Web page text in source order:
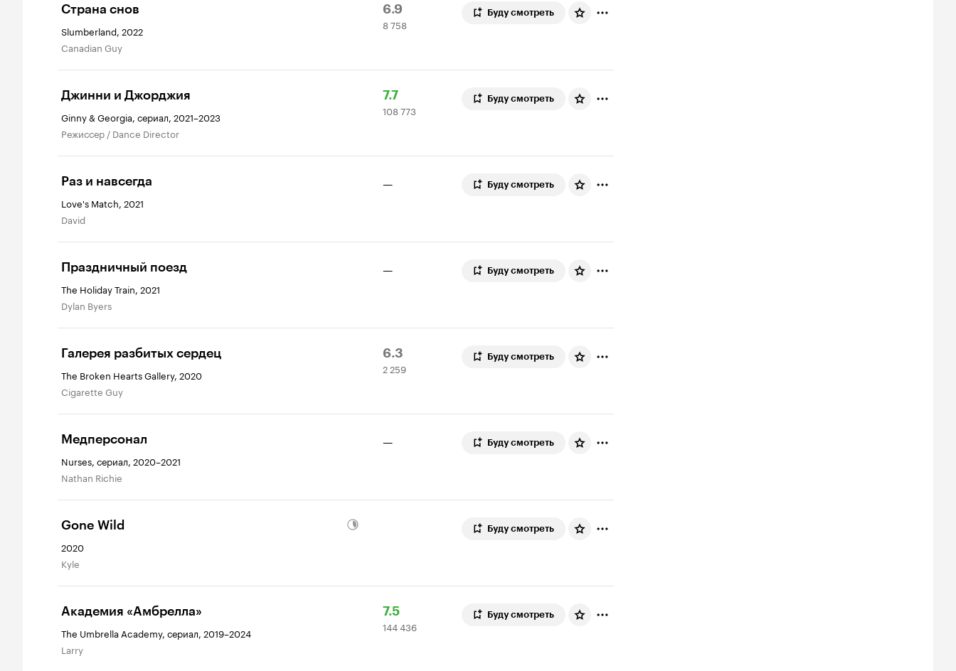
Страна снов
Slumberland, 2022
Canadian Guy
Рейтинг
Кинопоиска
6.9
8
758
8 758
Буду смотреть
Джинни и Джорджия
Ginny & Georgia, сериал, 2021–2023
режиссер / Dance Director
Рейтинг
Кинопоиска
7.7
108
773
108 773
Буду смотреть
Раз и навсегда
Love's Match, 2021
David
— Буду смотреть
Праздничный поезд
The Holiday Train, 2021
Dylan Byers
— Буду смотреть
Галерея разбитых сердец
The Broken Hearts Gallery, 2020
Cigarette Guy
Рейтинг
Кинопоиска
6.3
2
259
2 259
Буду смотреть
Медперсонал
Nurses, сериал, 2020–2021
Nathan Richie
— Буду смотреть
Gone Wild
2020
Kyle
Буду смотреть
Академия «Амбрелла»
The Umbrella Academy, сериал, 2019–2024
Larry
Рейтинг
Кинопоиска
7.5
144
436
144 436
Буду смотреть